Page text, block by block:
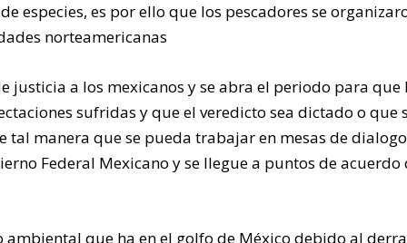
especies, es por ello que los pescadores se
norteamericanas
justicia a los mexicanos y se abra el periodo para que
sufridas y que el veredicto sea dictado o que
manera que se pueda trabajar en mesas de
Federal Mexicano y se llegue a puntos de acuerdo
que ha en el golfo de México debido al